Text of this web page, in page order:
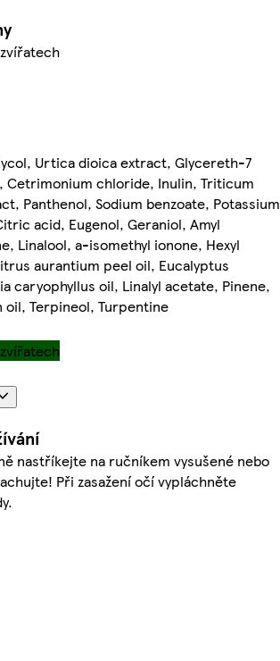
Urtica dioica extract, Glycereth-7
chloride, Inulin, Triticum
Panthenol, Sodium benzoate, Potassium
acid, Eugenol, Geraniol, Amyl
Linalool, a-isomethyl ionone, Hexyl
aurantium peel oil, Eucalyptus
caryophyllus oil, Linalyl acetate, Pinene,
oil, Terpineol, Turpentine
nastříkejte na ručníkem vysušené nebo
Při zasažení očí vypláchněte